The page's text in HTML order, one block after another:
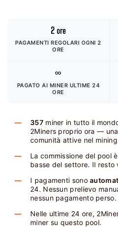
2 ore
PAGAMENTI REGOLARI OGNI 2
ORE
∞
PAGATO AI MINER ULTIME 24
ORE
357miner in tutto il
2Miners proprio ora —
comunità attive nel
La commissione del pool
basse del settore. Il resto
I pagamenti sono
24. Nessun prelievo
nessun pagamento perso.
Nelle ultime 24 ore,
miner su questo pool.